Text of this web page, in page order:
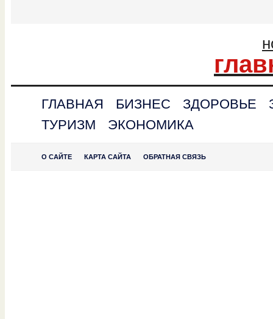
ГЛАВНАЯ БИЗНЕС ЗДОРОВЬЕ
ТУРИЗМ
ЭКОНОМИКА
О САЙТЕ КАРТА САЙТА ОБРАТНАЯ СВЯЗЬ